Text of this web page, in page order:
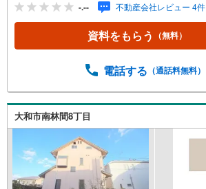
-.-- 不動産会社レビュー 4件
資料をもらう （無料）
電話する （通話料無料）
大和市南林間8丁目